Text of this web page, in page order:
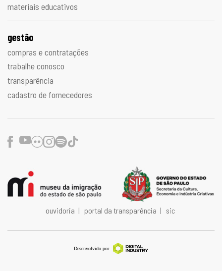
materiais educativos
gestão
compras e contratações
trabalhe conosco
transparência
cadastro de fornecedores
Facebook
Youtube
FlickrInstagram
Spotify
TikTok
ouvidoria | portal da transparência | sic